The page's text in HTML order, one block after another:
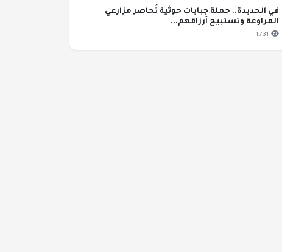
في الحديدة.. حملة جبايات حوثية تُحاصر مزارعي
المراوعة وتستبيح أرزاقهم...
1,731